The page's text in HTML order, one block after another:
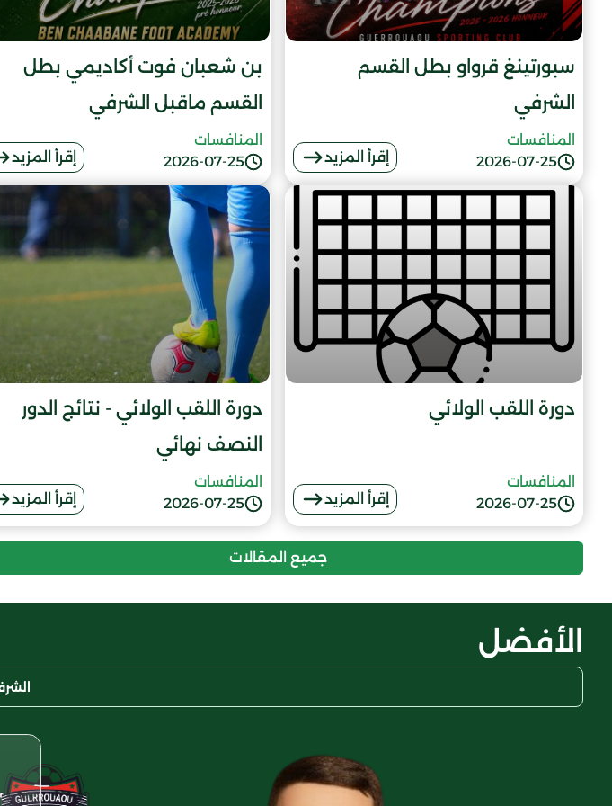
سبورتينغ قرواو بطل القسم
الشرفي
2026-07-25
المنافسات
إقرأ المزيد
بن شعبان فوت أكاديمي بطل
القسم ماقبل الشرفي
2026-07-25
المنافسات
إقرأ المزيد
دورة اللقب الولائي
2026-07-25
المنافسات
إقرأ المزيد
دورة اللقب الولائي - نتائج الدور
النصف نهائي
2026-07-25
المنافسات
إقرأ المزيد
جميع المقالات
الأفضل